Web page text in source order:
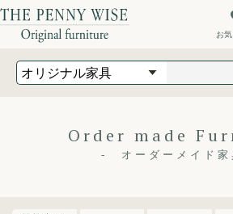
お
オリジナル家具
Order made
オーダーメイド家